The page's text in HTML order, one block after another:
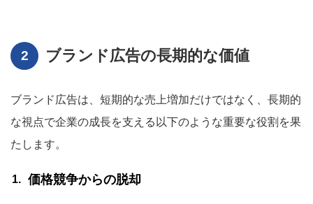
ブランド広告の長期的な価値
ブランド広告は、短期的な売上増加だけではなく、長期的
な視点で企業の成長を支える以下のような重要な役割を果
たします。
価格競争からの脱却